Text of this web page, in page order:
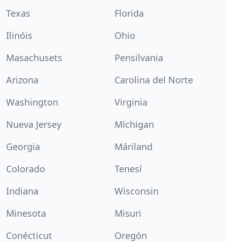
Texas
Florida
Ilinóis
Ohio
Masachusets
Pensilvania
Arizona
Carolina del Norte
Washington
Virginia
Nueva Jersey
Míchigan
Georgia
Máriland
Colorado
Tenesí
Indiana
Wisconsin
Minesota
Misuri
Conécticut
Oregón